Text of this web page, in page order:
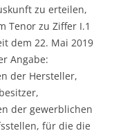
zu erteilen,
Tenor zu Ziffer I.1
dem 22. Mai 2019
Angabe:
der Hersteller,
der gewerblichen
für die die